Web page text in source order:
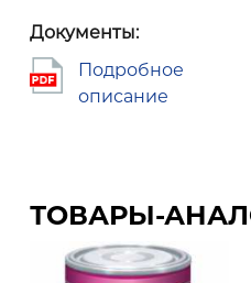
Документы:
Подробное
описание
ТОВАРЫ-